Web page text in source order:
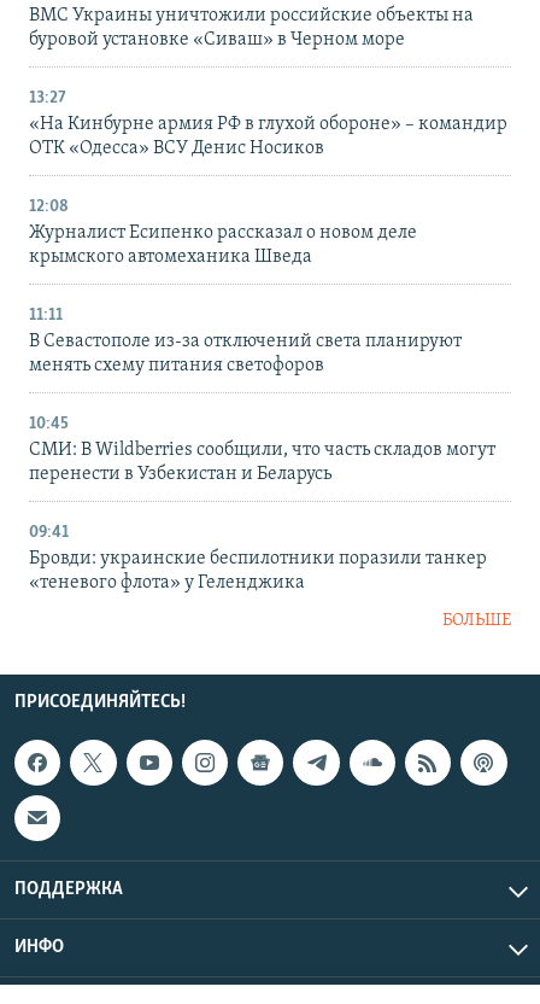
ВМС Украины уничтожили российские объекты на
буровой установке «Сиваш» в Черном море
13:27
«На Кинбурне армия РФ в глухой обороне» – командир
ОТК «Одесса» ВСУ Денис Носиков
12:08
Журналист Есипенко рассказал о новом деле
крымского автомеханика Шведа
11:11
В Севастополе из-за отключений света планируют
менять схему питания светофоров
10:45
СМИ: В Wildberries сообщили, что часть складов могут
перенести в Узбекистан и Беларусь
09:41
Бровди: украинские беспилотники поразили танкер
«теневого флота» у Геленджика
БОЛЬШЕ
ПРИСОЕДИНЯЙТЕСЬ!
ПОДДЕРЖКА
ИНФО